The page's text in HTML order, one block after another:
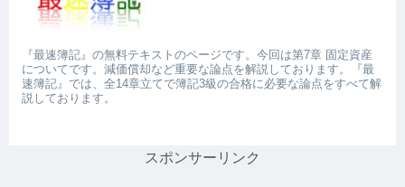
『最速簿記』の無料テキストのページです。今回は第7章 固定資産
についてです。減価償却など重要な論点を解説しております。『最
速簿記』では、全14章立てで簿記3級の合格に必要な論点をすべて解
説しております。
スポンサーリンク